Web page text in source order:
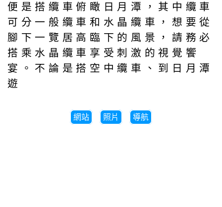
便是搭纜車俯瞰日月潭，其中纜車
可分一般纜車和水晶纜車，想要從
腳下一覽居高臨下的風景，請務必
搭乘水晶纜車享受刺激的視覺饗
宴。不論是搭空中纜車、到日月潭
遊
網站 照片 導航